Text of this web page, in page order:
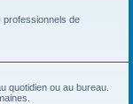
professionnels de
quotidien ou au bureau.